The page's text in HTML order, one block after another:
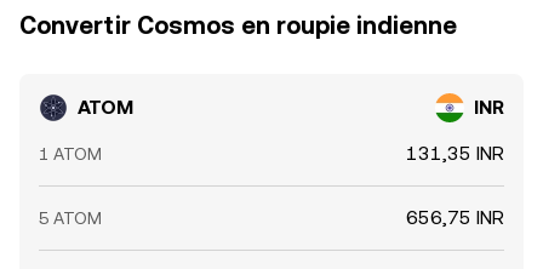
Convertir Cosmos en roupie indienne
ATOM INR
1 ATOM 131,35 INR
5 ATOM 656,75 INR